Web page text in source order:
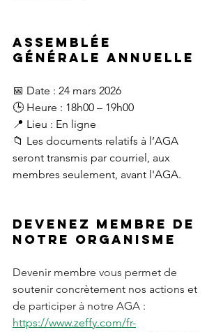
Assemblée
générale annuelle
📅 Date : 24 mars 2026
🕒 Heure : 18h00 – 19h00
📍 Lieu : En ligne
📁 Les documents relatifs à l’AGA
seront transmis par courriel, aux
membres seulement, avant l'AGA.
Devenez membre de
notre organisme
Devenir membre vous permet de
soutenir concrètement nos actions et
de participer à notre AGA :
https://www.zeffy.com/fr-